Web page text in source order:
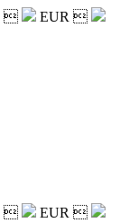
 EUR 
 EUR 